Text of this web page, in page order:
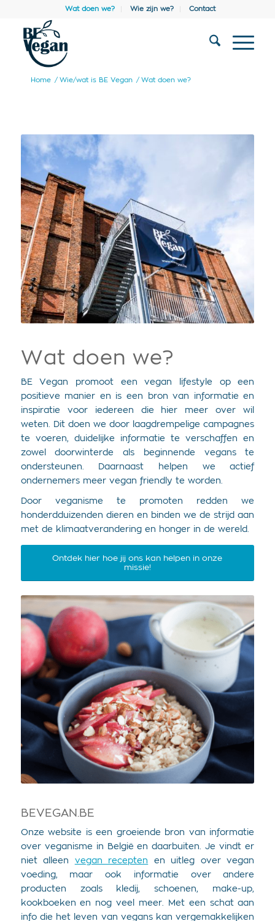
Wat doen we? Wie zijn we? Contact
Home / Wie/wat is BE Vegan / Wat doen we?
Wat doen we?
BE Vegan promoot een vegan lifestyle op een
positieve manier en is een bron van informatie en
inspiratie voor iedereen die hier meer over wil
weten. Dit doen we door laagdrempelige campagnes
te voeren, duidelijke informatie te verschaffen en
zowel doorwinterde als beginnende vegans te
ondersteunen. Daarnaast helpen we actief
ondernemers meer vegan friendly te worden.
Door veganisme te promoten redden we
honderdduizenden dieren en binden we de strijd aan
met de klimaatverandering en honger in de wereld.
Ontdek hier hoe jij ons kan helpen in onze
missie!
BEVEGAN.BE
Onze website is een groeiende bron van informatie
over veganisme in België en daarbuiten. Je vindt er
niet alleen vegan recepten en uitleg over vegan
voeding, maar ook informatie over andere
producten zoals kledij, schoenen, make-up,
kookboeken en nog veel meer. Met een schat aan
info die het leven van vegans kan vergemakkelijken